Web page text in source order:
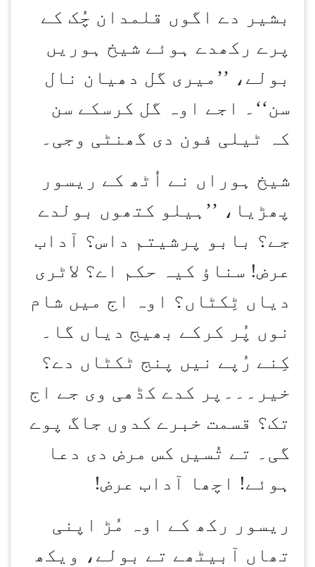
بشیر دے اگوں قلمدان چُک کے
پرے رکھدے ہوئے شیخ ہوریں
بولے، ’’میری گل دھیان نال
سن‘‘۔ اجے اوہ گل کرسکے سن
کہ ٹیلی فون دی گھنٹی وجی۔
شیخ ہوراں نے اُٹھ کے ریسور
پھڑیا، ’’ہیلو کتھوں بولدے
جے؟ بابو پرشیتم داس؟ آداب
عرض! سناؤ کیہ حکم اے؟ لاٹری
دیاں ٹِکٹاں؟ اوہ اج میں شام
نوں پُر کرکے بھیج دیاں گا۔
کِنے رُپے نیں پنج ٹکٹاں دے؟
خیر۔۔۔پر کدے کڈھی وی جے اج
تک؟ قسمت خبرے کدوں جاگ پوے
گی۔ تے تُسیں کس مرض دی دعا
ہوئے! اچھا آداب عرض!
ریسور رکھ کے اوہ مُڑ اپنی
تھاں آبیٹھے تے بولے، ویکھ